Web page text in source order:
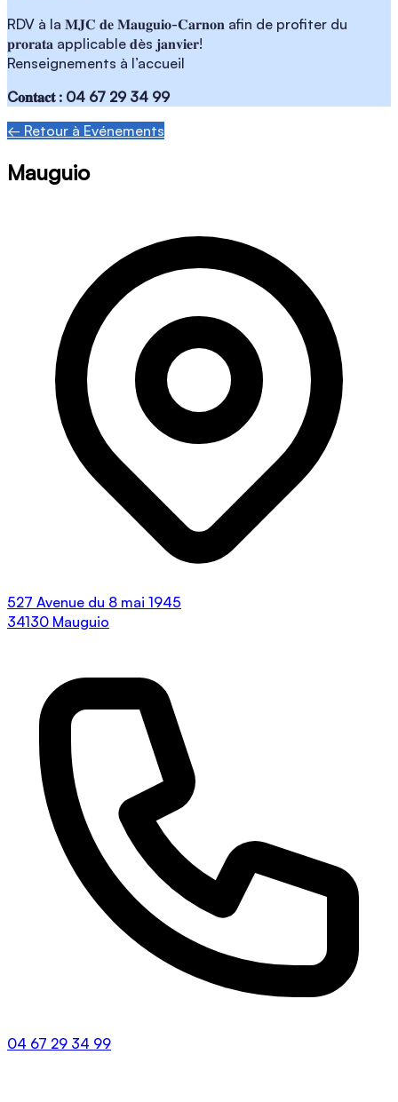
RDV à la 𝐌𝐉𝐂 𝐝𝐞 𝐌𝐚𝐮𝐠𝐮𝐢𝐨-𝐂𝐚𝐫𝐧𝐨𝐧 afin de profiter du
𝐩𝐫𝐨𝐫𝐚𝐭𝐚 applicable 𝐝ès 𝐣𝐚𝐧𝐯𝐢𝐞𝐫!
Renseignements à l’accueil
C𝐨𝐧𝐭𝐚𝐜𝐭 : 04 67 29 34 99
← Retour à Evénements
Mauguio
527 Avenue du 8 mai 1945
34130 Mauguio
04 67 29 34 99